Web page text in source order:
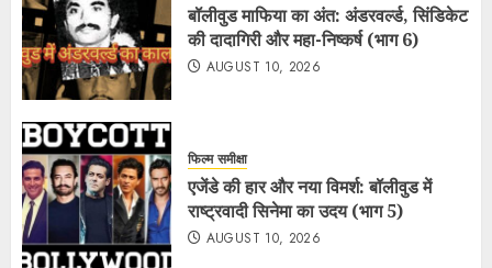
बॉलीवुड माफिया का अंत: अंडरवर्ल्ड, सिंडिकेट
की दादागिरी और महा-निष्कर्ष (भाग 6)
AUGUST 10, 2026
फिल्म समीक्षा
एजेंडे की हार और नया विमर्श: बॉलीवुड में
राष्ट्रवादी सिनेमा का उदय (भाग 5)
AUGUST 10, 2026